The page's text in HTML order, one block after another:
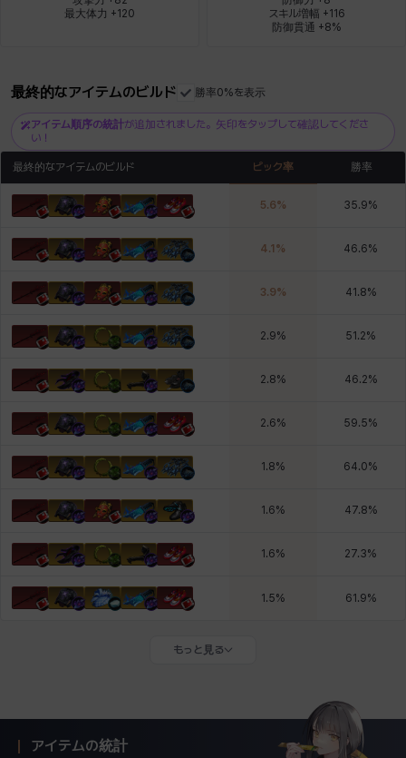
最大体力 +120
スキル増幅 +116
防御貫通 +8%
最終的なアイテムのビルド 勝率0%を表示
アイテム順序の統計が追加されました。矢印をタップして確認してくださ
い！
最終的なアイテムのビルド ピック率 勝率
5.6% 35.9%
4.1 % 46.6%
3.9% 41.8%
2.9% 51.2%
2.8% 46.2%
2.6% 59.5%
1.8% 64.0%
1.6% 47.8%
1.6% 27.3%
1.5% 61.9%
もっと見る
アイテムの統計